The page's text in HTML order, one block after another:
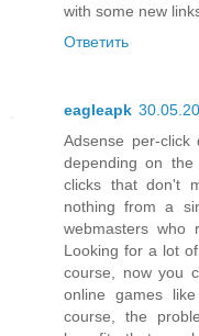
with some new
Ответить
eagleapk
Adsense per-
depending on
clicks that don't
nothing from a
webmasters who
Looking for a lot
course, now you
online games like
course, the